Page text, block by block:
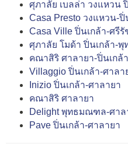
ศุภาลัย เบลล่า วงแหวน
Casa Presto วงแหวน-ปิ่
Casa Ville ปิ่นเกล้า-ศรีรั
ศุภาลัย โมด้า ปิ่นเกล้า-
คณาสิริ ศาลายา-ปิ่นเกล้า
Villaggio ปิ่นเกล้า-ศาลา
Inizio ปิ่นเกล้า-ศาลายา
คณาสิริ ศาลายา
Delight พุทธมณฑล-ศาล
Pave ปิ่นเกล้า-ศาลายา